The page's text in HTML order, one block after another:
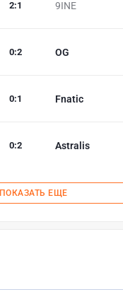
9INE
2:1
OG
0:2
Fnatic
0:1
Astralis
0:2
ПОКАЗАТЬ ЕЩЕ